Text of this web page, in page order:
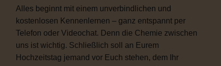
Alles beginnt mit einem unverbindlichen und
kostenlosen Kennenlernen – ganz entspannt per
Telefon oder Videochat. Denn die Chemie zwischen
uns ist wichtig. Schließlich soll an Eurem
Hochzeitstag jemand vor Euch stehen, dem Ihr